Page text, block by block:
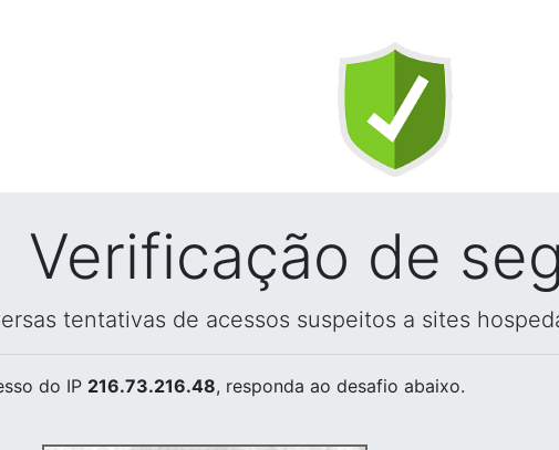
Verificação de
tentativas de acessos suspeitos a sites
do IP 216.73.216.48, responda ao desafio abaixo.